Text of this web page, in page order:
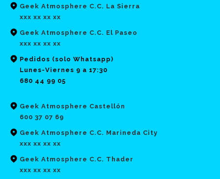
Geek Atmosphere C.C. La Sierra
xxx xx xx xx
Geek Atmosphere C.C. El Paseo
xxx xx xx xx
Pedidos (solo Whatsapp)
Lunes-Viernes 9 a 17:30
680 44 99 05
Geek Atmosphere Castellón
600 37 07 69
Geek Atmosphere C.C. Marineda City
xxx xx xx xx
Geek Atmosphere C.C. Thader
xxx xx xx xx